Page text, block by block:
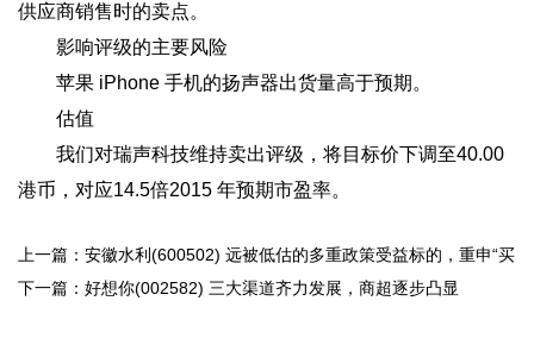
供应商销售时的卖点。
影响评级的主要风险
苹果 iPhone 手机的扬声器出货量高于预期。
估值
我们对瑞声科技维持卖出评级，将目标价下调至40.00
港币，对应14.5倍2015 年预期市盈率。
上一篇：安徽水利(600502) 远被低估的多重政策受益标的，重申“买
入”评级 ...
下一篇：好想你(002582) 三大渠道齐力发展，商超逐步凸显